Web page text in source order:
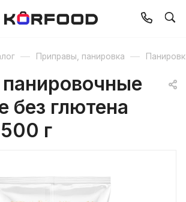
— Приправы, панировка —
без глютена
г